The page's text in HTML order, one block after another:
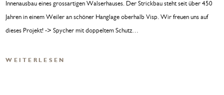
Innenausbau eines grossartigen Walserhauses. Der Strickbau steht seit über 450
Jahren in einem Weiler an schöner Hanglage oberhalb Visp. Wir freuen uns auf
dieses Projekt! -> Spycher mit doppeltem Schutz…
WEITERLESEN